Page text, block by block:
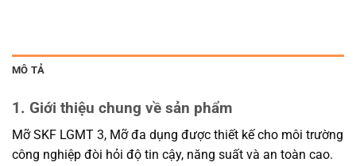
MÔ TẢ
1. Giới thiệu chung về sản phẩm
Mỡ SKF LGMT 3, Mỡ đa dụng được thiết kế cho môi trường
công nghiệp đòi hỏi độ tin cậy, năng suất và an toàn cao.